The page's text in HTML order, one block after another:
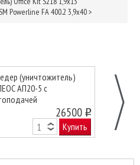
Powerline FA 400.2 3,9х40>
(уничтожитель)
АП20-5 с
26500 o
Купить